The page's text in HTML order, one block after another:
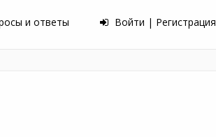
и ответы Войти | Регистрация